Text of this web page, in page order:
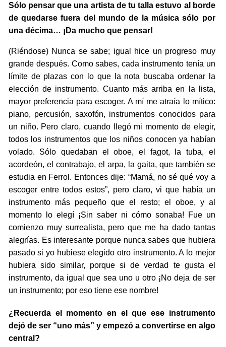
Sólo pensar que una artista de tu talla estuvo al borde
de quedarse fuera del mundo de la música sólo por
una décima… ¡Da mucho que pensar!
(Riéndose) Nunca se sabe; igual hice un progreso muy
grande después. Como sabes, cada instrumento tenía un
límite de plazas con lo que la nota buscaba ordenar la
elección de instrumento. Cuanto más arriba en la lista,
mayor preferencia para escoger. A mí me atraía lo mítico:
piano, percusión, saxofón, instrumentos conocidos para
un niño. Pero claro, cuando llegó mi momento de elegir,
todos los instrumentos que los niños conocen ya habían
volado. Sólo quedaban el oboe, el fagot, la tuba, el
acordeón, el contrabajo, el arpa, la gaita, que también se
estudia en Ferrol. Entonces dije: “Mamá, no sé qué voy a
escoger entre todos estos”, pero claro, vi que había un
instrumento más pequeño que el resto; el oboe, y al
momento lo elegí ¡Sin saber ni cómo sonaba! Fue un
comienzo muy surrealista, pero que me ha dado tantas
alegrías. Es interesante porque nunca sabes que hubiera
pasado si yo hubiese elegido otro instrumento. A lo mejor
hubiera sido similar, porque si de verdad te gusta el
instrumento, da igual que sea uno u otro ¡No deja de ser
un instrumento; por eso tiene ese nombre!
¿Recuerda el momento en el que ese instrumento
dejó de ser “uno más” y empezó a convertirse en algo
central?